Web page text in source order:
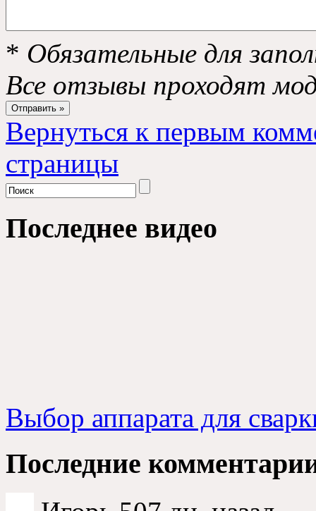
* Обязательные для
Все отзывы проходят
Вернуться к первым
страницы
Последнее видео
Выбор аппарата для
Последние